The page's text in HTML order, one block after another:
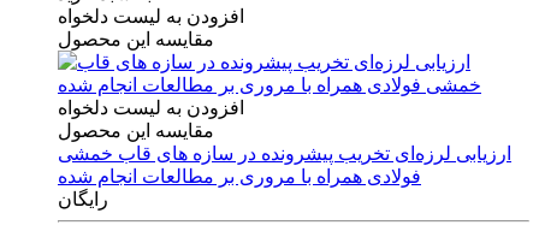
افزودن به لیست دلخواه
مقایسه این محصول
افزودن به لیست دلخواه
مقایسه این محصول
ارزیابی لرزه‌ای تخریب پیشرونده در سازه های قاب خمشی
فولادی همراه با مروری بر مطالعات انجام شده
رایگان